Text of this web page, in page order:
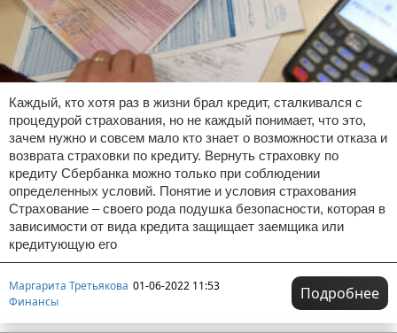
Каждый, кто хотя раз в жизни брал кредит, сталкивался с
процедурой страхования, но не каждый понимает, что это,
зачем нужно и совсем мало кто знает о возможности отказа и
возврата страховки по кредиту. Вернуть страховку по
кредиту Сбербанка можно только при соблюдении
определенных условий. Понятие и условия страхования
Страхование – своего рода подушка безопасности, которая в
зависимости от вида кредита защищает заемщика или
кредитующую его
Маргарита Третьякова 01-06-2022 11:53
Финансы
Подробнее